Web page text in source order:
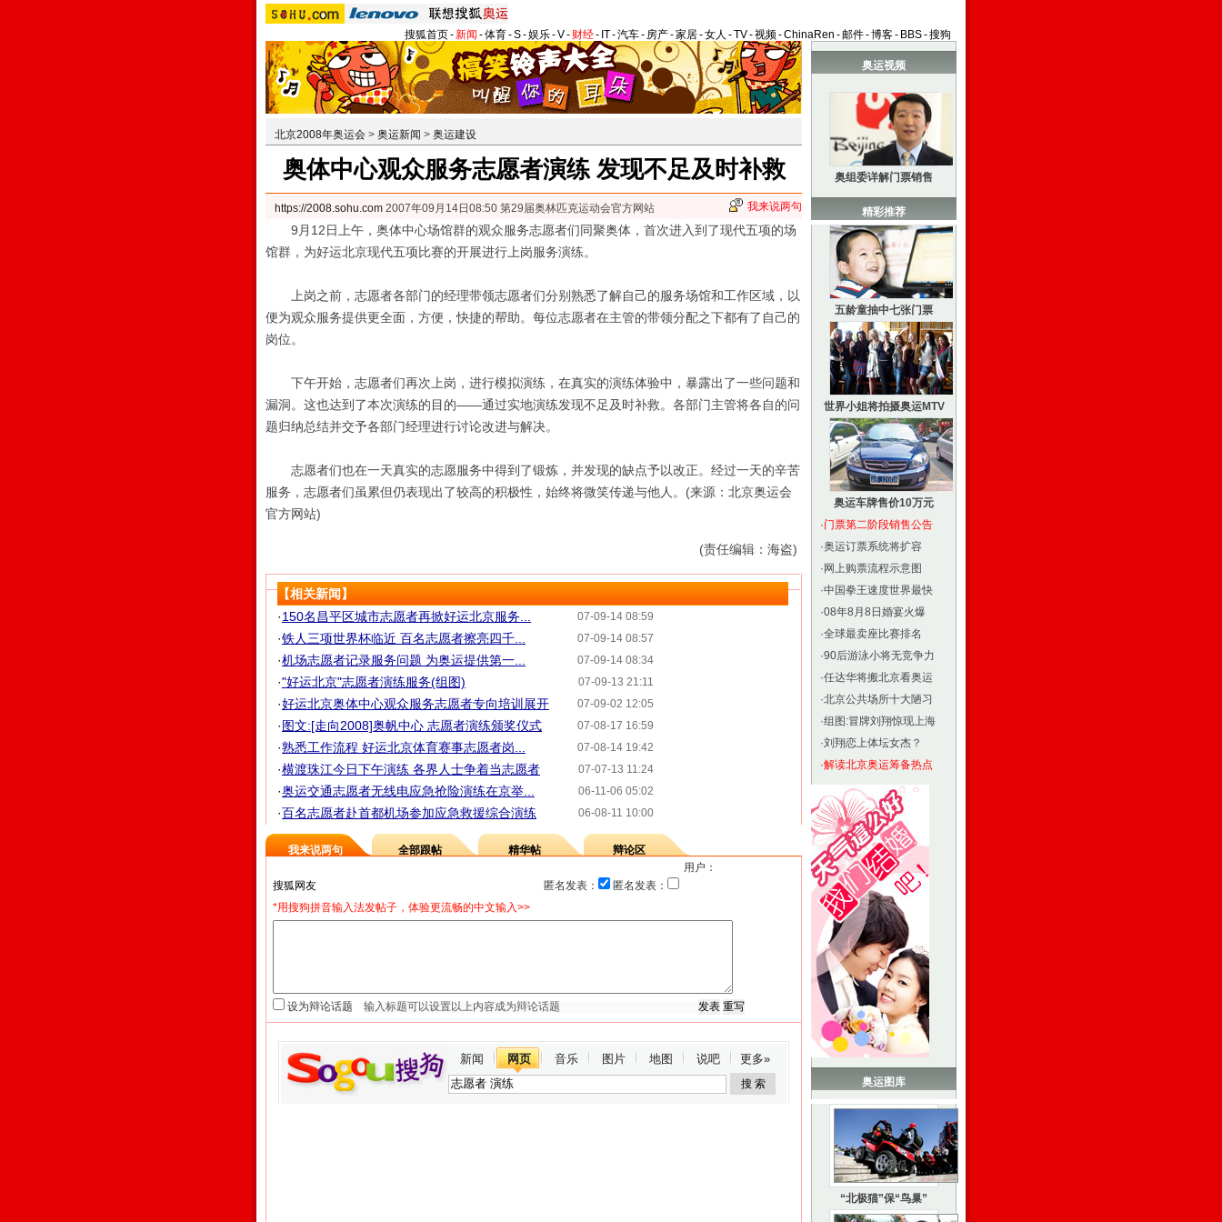
搜狐首页-新闻 -体育-S-娱乐-V- 财经- IT-汽车- 房产-家居-女人 -TV-视频-ChinaRen -邮件-博客- BBS-搜狗
北京2008年奥运会 > 奥运新闻 > 奥运建设
奥体中心观众服务志愿者演练 发现不足及时补救
https://2008.sohu.com 2007年09月14日08:50 第29届奥林匹克运动会官方网站 我来说两句
9月12日上午，奥体中心场馆群的观众服务志愿者们同聚奥体，首次进入到了现代五项的场
馆群，为好运北京现代五项比赛的开展进行上岗服务演练。
上岗之前，志愿者各部门的经理带领志愿者们分别熟悉了解自己的服务场馆和工作区域，以
便为观众服务提供更全面，方便，快捷的帮助。 每位志愿者在主管的带领分配之下都有了自己的
岗位。
下午开始，志愿者们再次上岗，进行模拟演练，在真实的演练体验中，暴露出了一些问题和
漏洞。这也达到了本次演练的目的——通过实地演练发现不足及时补救。各部门主管将各自的问
题归纳总结并交予各部门经理进行讨论改进与解决。
志愿者们也在一天真实的志愿服务中得到了锻炼，并发现的缺点予以改正。经过一天的辛苦
服务，志愿者们虽累但仍表现出了较高的积极性，始终将微笑传递与他人。(来源：北京奥运会
官方网站)
(责任编辑：海盗)
【相关新闻】
07-09-14 08:59
·150名昌平区城市志愿者再掀好运北京服务...
07-09-14 08:57
·铁人三项世界杯临近 百名志愿者擦亮四千...
07-09-14 08:34
·机场志愿者记录服务问题 为奥运提供第一...
07-09-13 21:11
·"好运北京"志愿者演练服务(组图)
07-09-02 12:05
·好运北京奥体中心观众服务志愿者专向培训展开
07-08-17 16:59
·图文:[走向2008]奥帆中心 志愿者演练颁奖仪式
07-08-14 19:42
·熟悉工作流程 好运北京体育赛事志愿者岗...
07-07-13 11:24
·横渡珠江今日下午演练 各界人士争着当志愿者
06-11-06 05:02
·奥运交通志愿者无线电应急抢险演练在京举...
06-08-11 10:00
·百名志愿者赴首都机场参加应急救援综合演练
我来说两句 全部跟帖 精华帖
辩论区
用户：
匿名发表：
匿名发表：
*用搜狗拼音输入法发帖子，体验更流畅的中文输入>>
设为辩论话题
新闻 网页 音乐 图片 地图 说吧 更多»
奥运视频
奥组委详解门票销售
精彩推荐
五龄童抽中七张门票
世界小姐将拍摄奥运MTV
奥运车牌售价10万元
·门票第二阶段销售公告
·奥运订票系统将扩容
· 网上购票流程示意图
·中国拳王速度世界最快
·08年8月8日婚宴火爆
·全球最卖座比赛排名
·90后游泳小将无竞争力
·任达华将搬北京看奥运
·北京公共场所十大陋习
·组图:冒牌刘翔惊现上海
·刘翔恋上体坛女杰？
·解读北京奥运筹备热点
奥运图库
“北极猫”保“鸟巢”